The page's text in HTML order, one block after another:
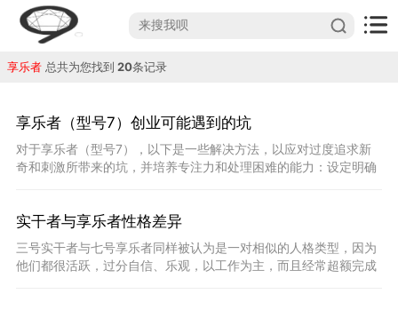
享乐者 总共为您找到 20条记录
享乐者（型号7）创业可能遇到的坑
对于享乐者（型号7），以下是一些解决方法，以应对过度追求新
奇和刺激所带来的坑，并培养专注力和处理困难的能力：设定明确
实干者与享乐者性格差异
三号实干者与七号享乐者同样被认为是一对相似的人格类型，因为
他们都很活跃，过分自信、乐观，以工作为主，而且经常超额完成